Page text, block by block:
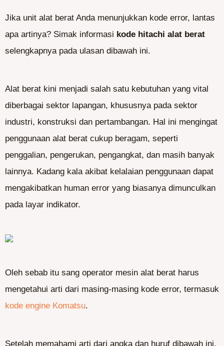
Jika unit alat berat Anda menunjukkan kode error, lantas
apa artinya? Simak informasi kode hitachi alat berat
selengkapnya pada ulasan dibawah ini.
Alat berat kini menjadi salah satu kebutuhan yang vital
diberbagai sektor lapangan, khususnya pada sektor
industri, konstruksi dan pertambangan. Hal ini mengingat
penggunaan alat berat cukup beragam, seperti
penggalian, pengerukan, pengangkat, dan masih banyak
lainnya. Kadang kala akibat kelalaian penggunaan dapat
mengakibatkan human error yang biasanya dimunculkan
pada layar indikator.
Oleh sebab itu sang operator mesin alat berat harus
mengetahui arti dari masing-masing kode error, termasuk
kode engine Komatsu.
Setelah memahami arti dari angka dan huruf dibawah ini,